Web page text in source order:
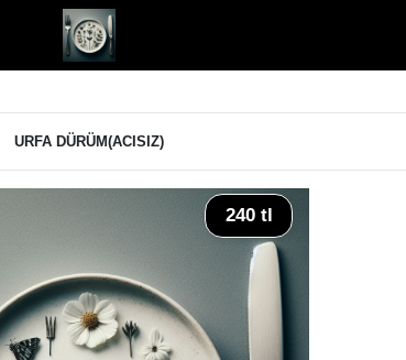
URFA DÜRÜM(ACISIZ)
240 tl